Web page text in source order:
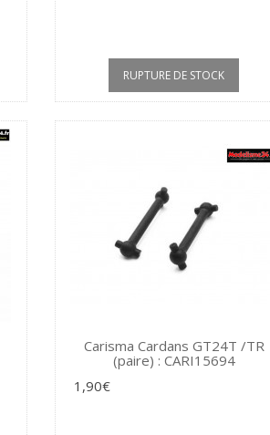
RUPTURE DE STOCK
Carisma Cardans GT24T /TR
(paire) : CARI15694
1,90€